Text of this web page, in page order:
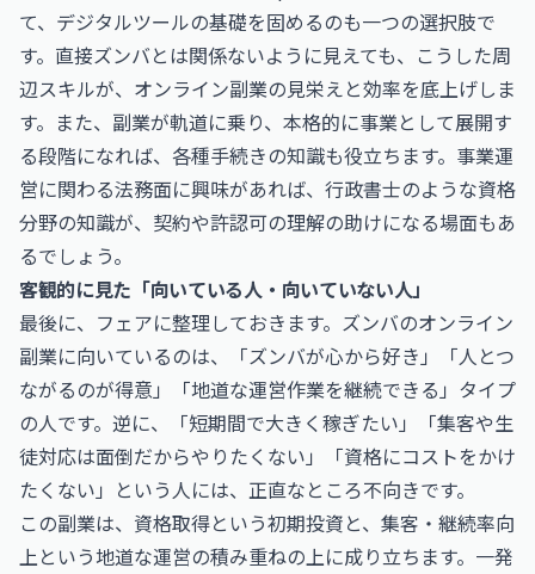
て、デジタルツールの基礎を固めるのも一つの選択肢で
す。直接ズンバとは関係ないように見えても、こうした周
辺スキルが、オンライン副業の見栄えと効率を底上げしま
す。また、副業が軌道に乗り、本格的に事業として展開す
る段階になれば、各種手続きの知識も役立ちます。事業運
営に関わる法務面に興味があれば、 行政書士のような資格
分野の知識が、契約や許認可の理解の助けになる場面もあ
るでしょう。
客観的に見た「向いている人・向いていない人」
最後に、フェアに整理しておきます。ズンバのオンライン
副業に向いているのは、「ズンバが心から好き」「人とつ
ながるのが得意」「地道な運営作業を継続できる」タイプ
の人です。逆に、「短期間で大きく稼ぎたい」「集客や生
徒対応は面倒だからやりたくない」「資格にコストをかけ
たくない」という人には、正直なところ不向きです。
この副業は、資格取得という初期投資と、集客・継続率向
上という地道な運営の積み重ねの上に成り立ちます。一発